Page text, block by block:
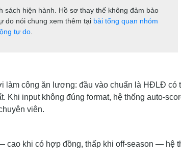
hiện hành. Hồ sơ thay thế không đảm bảo
do nói chung xem thêm tại bài tổng quan nhóm
tự do
làm công ăn lương: đầu vào chuẩn là HĐLĐ có
Khi input không đúng format, hệ thống auto-
viên.
cao khi có hợp đồng, thấp khi off-season — hệ